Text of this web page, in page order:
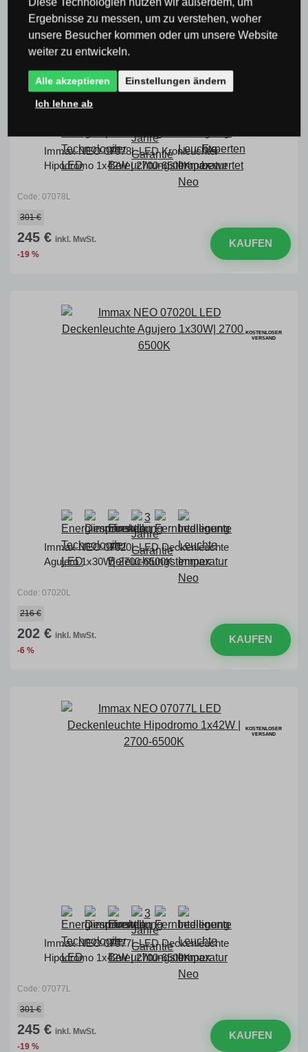
Immax NEO 07078L LED Kronleuchter
Hipodromo 1x42W | 2700-6500K
Code: 07078L
301 €
245 € inkl. MwSt.
-19 %
KAUFEN
KOSTENLOSER
VERSAND
Immax NEO 07020L LED Deckenleuchte
Agujero 1x30W| 2700-6500K
Code: 07020L
216 €
202 € inkl. MwSt.
-6 %
KAUFEN
KOSTENLOSER
VERSAND
Immax NEO 07077L LED Deckenleuchte
Hipodromo 1x42W | 2700-6500K
Code: 07077L
301 €
245 € inkl. MwSt.
-19 %
KAUFEN
Ergebnisse zu messen, um zu verstehen, woher
unsere Besucher kommen oder um unsere Website
weiter zu entwickeln.
Alle akzeptieren Einstellungen ändern
Ich lehne ab